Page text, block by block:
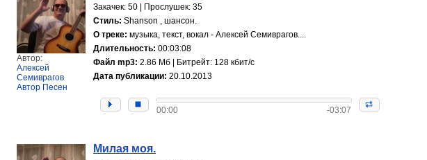
Автор:
Алексей
Семиврагов
Автор Песен
Закачек: 50 | Прослушек: 35
Стиль: Shanson , шансон.
О треке: музыка, текст, вокал - Алексей Семиврагов....
Длительность: 00:03:08
Файл mp3: 2.86 Мб | Битрейт: 128 кбит/с
Дата публикации: 20.10.2013
00:00 -03:07
Милая моя.